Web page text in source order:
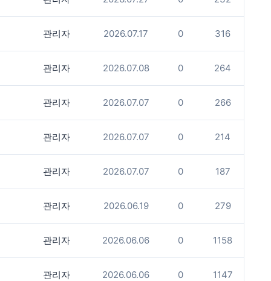
관리자 2026.07.17 0 316
관리자 2026.07.08 0 264
관리자 2026.07.07 0 266
관리자 2026.07.07 0 214
관리자 2026.07.07 0 187
관리자 2026.06.19 0 279
관리자 2026.06.06 0 1158
관리자 2026.06.06 0 1147